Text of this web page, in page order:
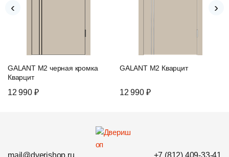
GALANT M2 черная кромка
Кварцит
12 990 ₽
GALANT M2 Кварцит
12 990 ₽
‹ ›